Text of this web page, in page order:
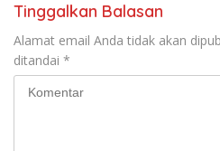
Tinggalkan Balasan
Alamat email Anda tidak akan
ditandai *